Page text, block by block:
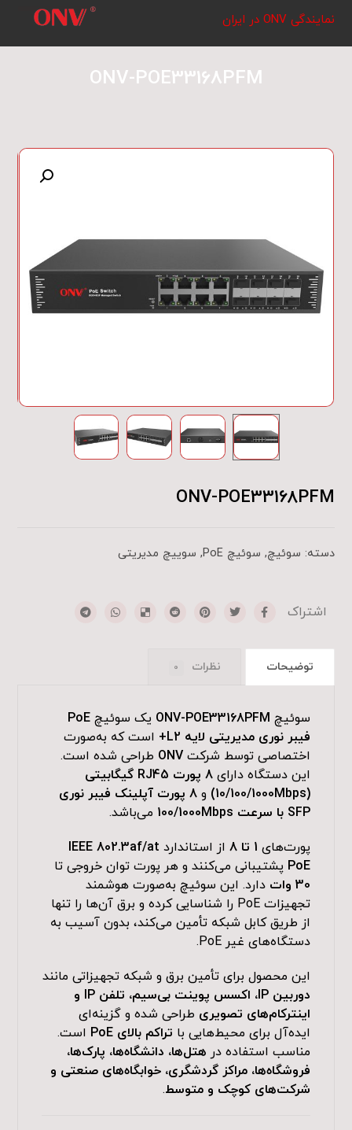
نمایندگی ONV در ایران
ONV-POE33168PFM
ONV-POE33168PFM
دسته: سوئیچ, سوئیچ PoE , سوییچ مدیریتی
توضیحات نظرات 0
سوئیچ ONV-POE33168PFM یک سوئیچPoE
فیبر نوری مدیریتی لایه L2+
است که به‌صورت
اختصاصی توسط شرکتONV طراحی شده است.
این دستگاه دارای
8 پورت RJ45 گیگابیتی
(10/100/1000Mbps)
و
8 پورت آپلینک فیبر نوری
SFP با سرعت 100/1000Mbps
می‌باشد.
پورت‌های 1 تا 8 از استاندارد IEEE 802.3af/at
PoE پشتیبانی می‌کنند و هر پورت توان خروجی تا
30 وات
دارد. این سوئیچ به‌صورت هوشمند
تجهیزات PoE را شناسایی کرده و برق آن‌ها را تنها
از طریق کابل شبکه تأمین می‌کند، بدون آسیب به
دستگاه‌های غیر PoE.
این محصول برای تأمین برق و شبکه تجهیزاتی مانند
دوربین IP، اکسس پوینت بی‌سیم، تلفن IP و
اینترکام‌های تصویری طراحی شده و گزینه‌ای
ایده‌آل برای محیط‌هایی با تراکم بالای PoE
است.
مناسب استفاده در هتل‌ها، دانشگاه‌ها، پارک‌ها،
فروشگاه‌ها، مراکز گردشگری، خوابگاه‌های صنعتی و
شرکت‌های کوچک و متوسط.